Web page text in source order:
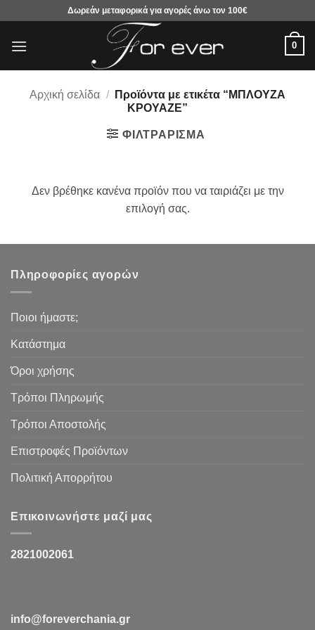
περιεχόμενο
Δωρεάν μεταφορικά για αγορές άνω τον 100€
0
Αρχική σελίδα /
Προϊόντα με ετικέτα “ΜΠΛΟΥΖΑ
ΚΡΟΥΑΖΕ”
ΦΙΛΤΡΆΡΙΣΜΑ
Δεν βρέθηκε κανένα προϊόν που να ταιριάζει με την
επιλογή σας.
Πληροφορίες αγορών
Ποιοι ήμαστε;
Κατάστημα
Όροι χρήσης
Τρόποι Πληρωμής
Τρόποι Αποστολής
Επιστροφές Προϊόντων
Πολιτική Απορρήτου
Επικοινωνήστε μαζί μας
2821002061
info@foreverchania.gr